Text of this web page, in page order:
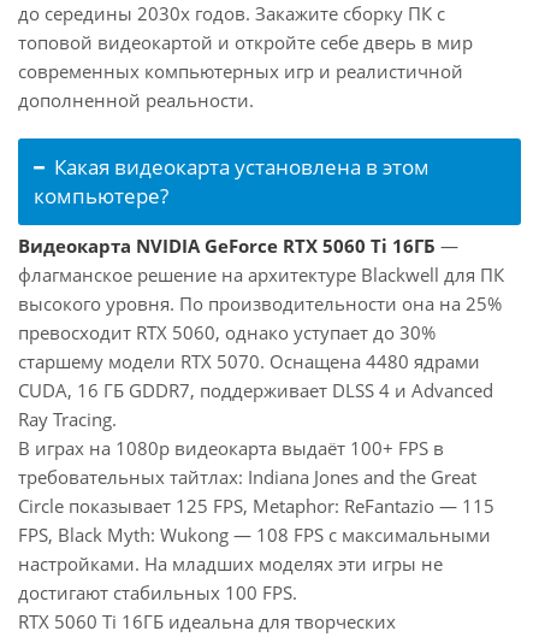
до середины 2030х годов. Закажите сборку ПК с
топовой видеокартой и откройте себе дверь в мир
современных компьютерных игр и реалистичной
дополненной реальности.
Какая видеокарта установлена в этом
компьютере?
Видеокарта NVIDIA GeForce RTX 5060 Ti 16ГБ —
флагманское решение на архитектуре Blackwell для ПК
высокого уровня. По производительности она на 25%
превосходит RTX 5060, однако уступает до 30%
старшему модели RTX 5070. Оснащена 4480 ядрами
CUDA, 16 ГБ GDDR7, поддерживает DLSS 4 и Advanced
Ray Tracing.
В играх на 1080p видеокарта выдаёт 100+ FPS в
требовательных тайтлах: Indiana Jones and the Great
Circle показывает 125 FPS, Metaphor: ReFantazio — 115
FPS, Black Myth: Wukong — 108 FPS с максимальными
настройками. На младших моделях эти игры не
достигают стабильных 100 FPS.
RTX 5060 Ti 16ГБ идеальна для творческих